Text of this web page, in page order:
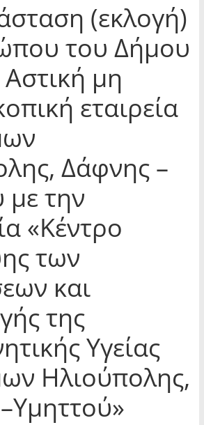
(εκλογή)
του Δήμου
μη
εταιρεία
Δάφνης –
με την
«Κέντρο
των
και
της
Υγείας
Ηλιούπολης,